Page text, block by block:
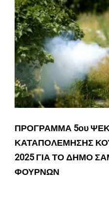
ΠΡΟΓΡΑΜΜΑ 5ου
ΚΑΤΑΠΟΛΕΜΗΣΗΣ
2025 ΓΙΑ ΤΟ ΔΗΜΟ
ΦΟΥΡΝΩΝ